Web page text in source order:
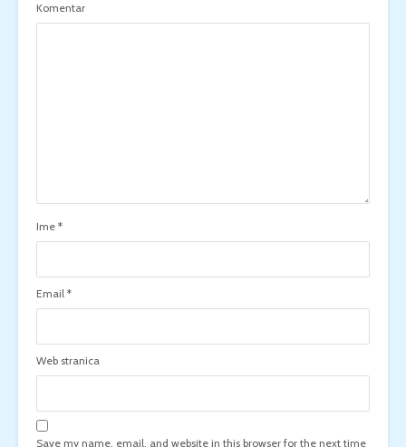
Komentar
Ime *
Email *
Web stranica
Save my name, email, and website in this browser for the next time